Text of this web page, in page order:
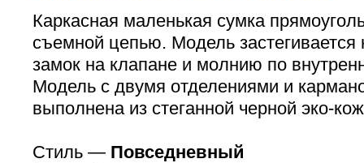
Каркасная маленькая сумка
съемной цепью. Модель застегивается
замок на клапане и молнию по
Модель с двумя отделениями и
выполнена из стеганной черной эко-
Стиль — Повседневный